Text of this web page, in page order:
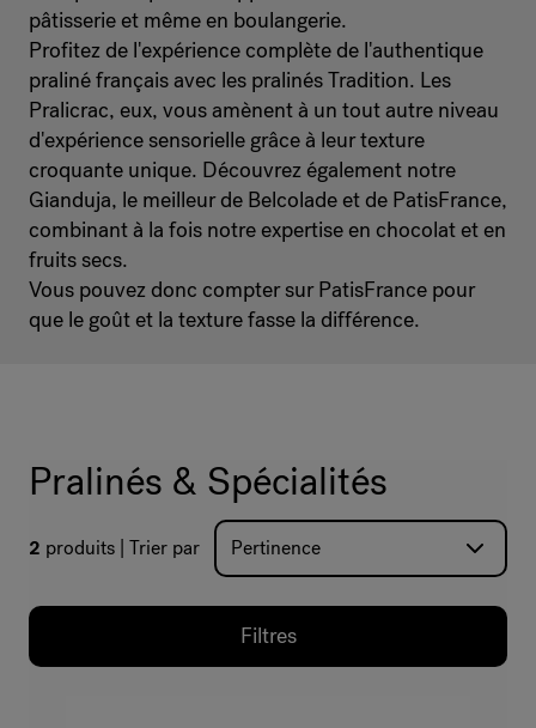
pâtisserie et même en boulangerie.
Profitez de l'expérience complète de l'authentique
praliné français avec les pralinés Tradition. Les
Pralicrac, eux, vous amènent à un tout autre niveau
d'expérience sensorielle grâce à leur texture
croquante unique. Découvrez également notre
Gianduja, le meilleur de Belcolade et de PatisFrance,
combinant à la fois notre expertise en chocolat et en
fruits secs.
Vous pouvez donc compter sur PatisFrance pour
que le goût et la texture fasse la différence.
Pralinés & Spécialités
2 produits Trier par
Filtres